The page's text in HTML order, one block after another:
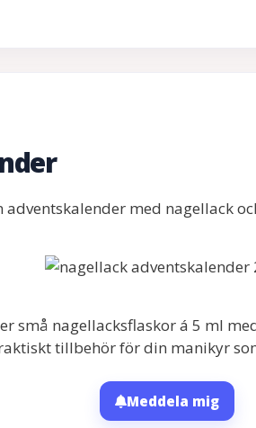
med nagellack
små nagellacksflaskor á 5 ml
tillbehör för din manikyr
Meddela mig